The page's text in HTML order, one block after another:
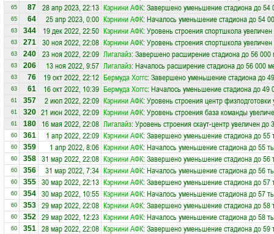
65 87 28 апр 2023, 22:13 Кэрнини АФК: Завершено уменьшение стадиона до 54
65 64 25 апр 2023, 0:00 Кэрнини АФК: Началось уменьшение стадиона до 54
63 344 19 дек 2022, 22:50 Кэрнини АФК: Уровень строения спортшкола
63 271 30 ноя 2022, 22:08 Кэрнини АФК: Уровень строения спортшкола
63 240 23 ноя 2022, 22:09 Лигалайз: Завершено расширение стадиона до 56 000
63 206 13 ноя 2022, 9:57 Лигалайз: Началось расширение стадиона до 56 000
63 76 19 окт 2022, 22:12 Бермуда Хоггс: Завершено уменьшение стадиона до
63 61 16 окт 2022, 10:39 Бермуда Хоггс: Началось уменьшение стадиона до 49
61 357 2 июл 2022, 22:09 Кэрнини АФК: Уровень строения центр
61 320 21 июн 2022, 22:09 Кэрнини АФК: Уровень строения база команды
61 180 16 мая 2022, 22:08 Лигалайз: Уровень строения скаут-центр увеличен до
60 361 1 апр 2022, 22:09 Кэрнини АФК: Завершено уменьшение стадиона до 55
60 359 1 апр 2022, 8:06 Кэрнини АФК: Началось уменьшение стадиона до 55
60 358 31 мар 2022, 22:08 Кэрнини АФК: Завершено уменьшение стадиона до 56
60 356 31 мар 2022, 7:34 Кэрнини АФК: Началось уменьшение стадиона до 56
60 355 30 мар 2022, 22:13 Кэрнини АФК: Завершено уменьшение стадиона до 57
60 354 30 мар 2022, 10:55 Кэрнини АФК: Началось уменьшение стадиона до 57
60 353 29 мар 2022, 22:08 Кэрнини АФК: Завершено уменьшение стадиона до 58
60 352 29 мар 2022, 12:23 Кэрнини АФК: Началось уменьшение стадиона до 58
60 351 28 мар 2022, 22:08 Кэрнини АФК: Завершено уменьшение стадиона до 59